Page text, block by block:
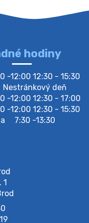
05. augusta
a lakosokat,
zárva
05. augusta
plastu. Prosíme
pred dom už
hodiny
-12:00 12:30 - 15:30
Nestránkový deň
-12:00 12:30 - 17:00
-12:00 12:30 - 15:30
7:30 -13:30
1